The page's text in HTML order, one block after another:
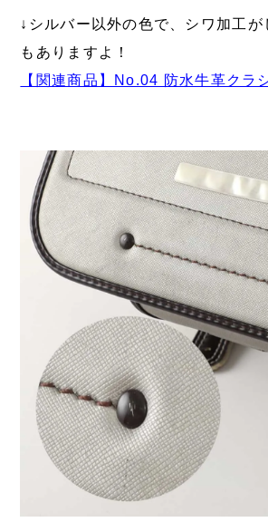
↓シルバー以外の色で、シワ加工
もありますよ！
【関連商品】No.04 防水牛革クラ